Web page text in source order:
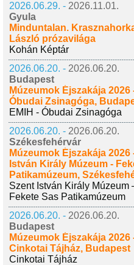
2026.06.29. - 2026.11.01.
Gyula
Minduntalan.
László prózavilága
Kohán Képtár
2026.06.20. - 2026.06.20.
Budapest
Múzeumok Éjszakája 2026
Óbudai Zsinagóga,
EMIH - Óbudai Zsinagóga
2026.06.20. - 2026.06.20.
Székesfehérvár
Múzeumok Éjszakája 2026
István Király Múzeum -
Patikamúzeum,
Szent István Király Múzeum
Fekete Sas Patikamúzeum
2026.06.20. - 2026.06.20.
Budapest
Múzeumok Éjszakája 2026
Cinkotai Tájház, Budapest
Cinkotai Tájház